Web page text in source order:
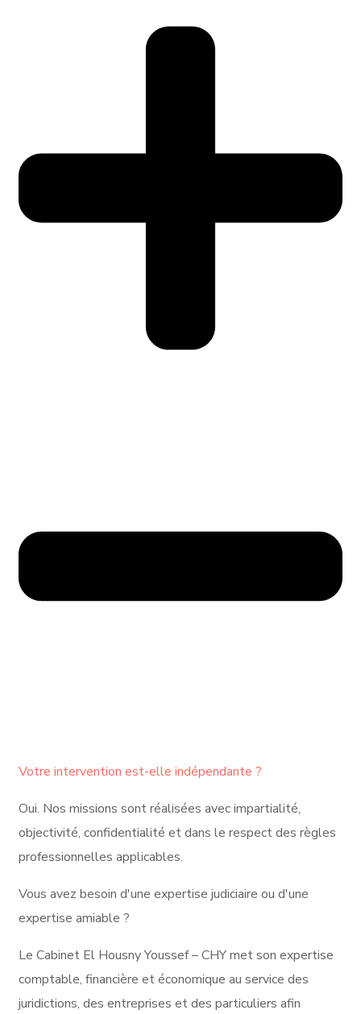
Votre intervention est-elle indépendante ?
Oui. Nos missions sont réalisées avec impartialité,
objectivité, confidentialité et dans le respect des règles
professionnelles applicables.
Vous avez besoin d'une expertise judiciaire ou d'une
expertise amiable ?
Le Cabinet El Housny Youssef – CHY met son expertise
comptable, financière et économique au service des
juridictions, des entreprises et des particuliers afin